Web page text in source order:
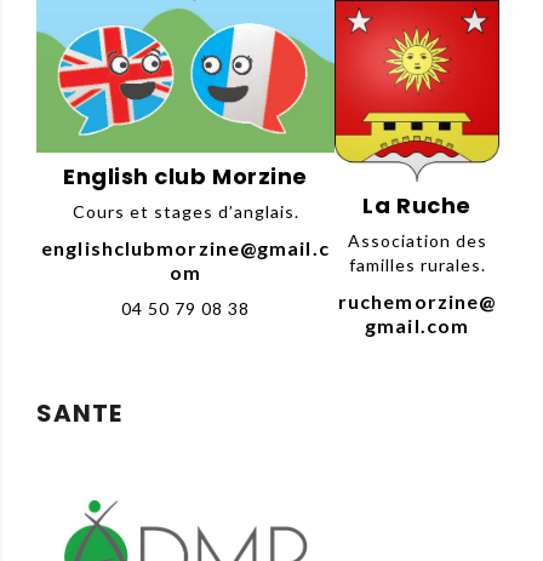
English club Morzine
Cours et stages d’anglais.
englishclubmorzine@gmail.c
om
04 50 79 08 38
La Ruche
Association des
familles rurales.
ruchemorzine@
gmail.com
SANTE